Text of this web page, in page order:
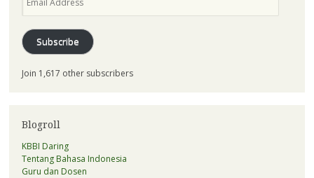
Address
Subscribe
Join 1,617 other subscribers
Blogroll
KBBI Daring
Tentang Bahasa Indonesia
Guru dan Dosen